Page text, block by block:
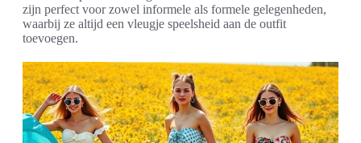
zijn perfect voor zowel informele als formele gelegenheden,
waarbij ze altijd een vleugje speelsheid aan de outfit
toevoegen.